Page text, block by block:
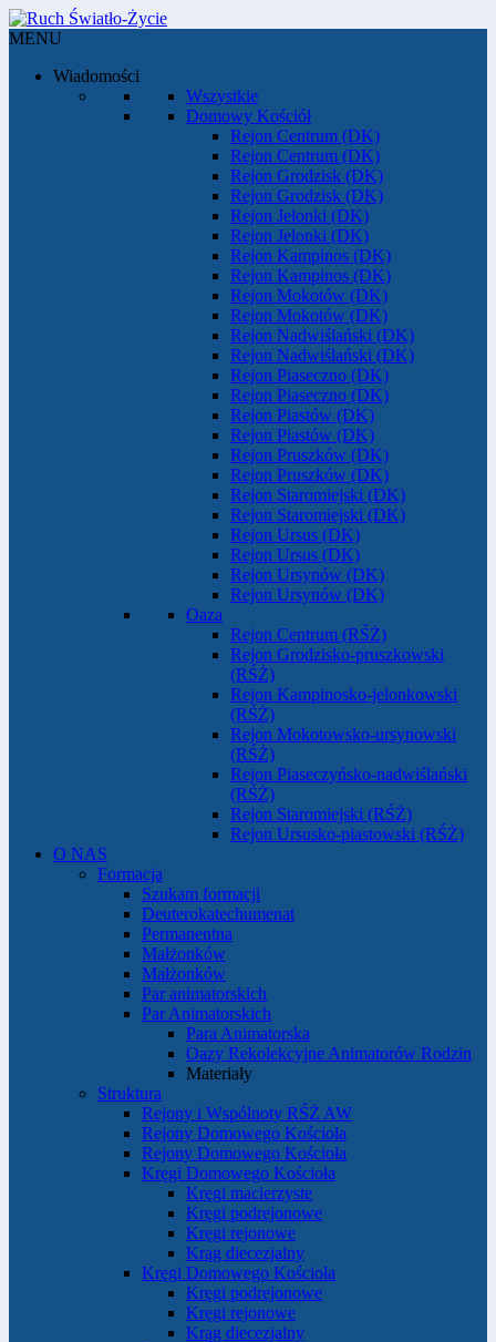
MENU
Wiadomości
Wszystkie
Domowy Kościół
Rejon Centrum (DK)
Rejon Centrum (DK)
Rejon Grodzisk (DK)
Rejon Grodzisk (DK)
Rejon Jelonki (DK)
Rejon Jelonki (DK)
Rejon Kampinos (DK)
Rejon Kampinos (DK)
Rejon Mokotów (DK)
Rejon Mokotów (DK)
Rejon Nadwiślański (DK)
Rejon Nadwiślański (DK)
Rejon Piaseczno (DK)
Rejon Piaseczno (DK)
Rejon Piastów (DK)
Rejon Piastów (DK)
Rejon Pruszków (DK)
Rejon Pruszków (DK)
Rejon Staromiejski (DK)
Rejon Staromiejski (DK)
Rejon Ursus (DK)
Rejon Ursus (DK)
Rejon Ursynów (DK)
Rejon Ursynów (DK)
Oaza
Rejon Centrum (RŚŻ)
Rejon Grodzisko-pruszkowski
(RŚŻ)
Rejon Kampinosko-jelonkowski
(RŚŻ)
Rejon Mokotowsko-ursynowski
(RŚŻ)
Rejon Piaseczyńsko-nadwiślański
(RŚŻ)
Rejon Staromiejski (RŚŻ)
Rejon Ursusko-piastowski (RŚŻ)
O NAS
Formacja
Szukam formacji
Deuterokatechumenat
Permanentna
Małżonków
Małżonków
Par animatorskich
Par Animatorskich
Para Animatorska
Oazy Rekolekcyjne Animatorów Rodzin
Materiały
Struktura
Rejony i Wspólnoty RŚŻ AW
Rejony Domowego Kościoła
Rejony Domowego Kościoła
Kręgi Domowego Kościoła
Kręgi macierzyste
Kręgi podrejonowe
Kręgi rejonowe
Krąg diecezjalny
Kręgi Domowego Kościoła
Kręgi podrejonowe
Kręgi rejonowe
Krąg diecezjalny